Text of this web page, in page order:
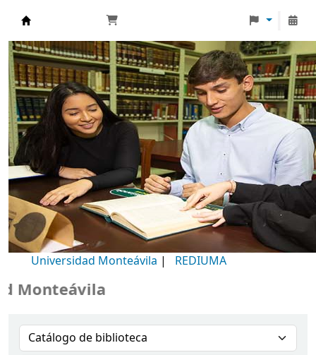
Biblioteca Universidad Monteávila
Universidad Monteávila | REDIUMA